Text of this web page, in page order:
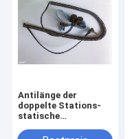
Antilänge der
doppelte Stations-
statische
Verpackung 1.8m für